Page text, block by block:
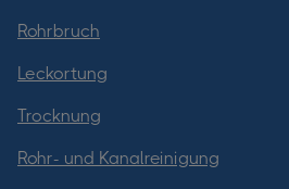
Rohrbruch
Leckortung
Trocknung
Rohr- und Kanalreinigung